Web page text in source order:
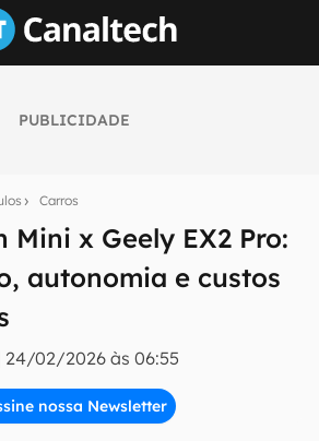
PUBLICIDADE
Carros
Mini x Geely EX2 Pro:
autonomia e custos
24/02/2026 às 06:55
nossa Newsletter
sobre tecnologia em primeira
inscreva-se